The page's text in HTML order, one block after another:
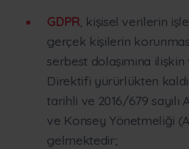
GDPR, kişisel verilerin
gerçek kişilerin
serbest dolaşımına ilişkin
Direktifi yürürlükten
tarihli ve 2016/679
ve Konsey Yönetmeliği
gelmektedir;